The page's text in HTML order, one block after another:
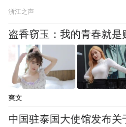
浙江之声
盗香窃玉：我的青春就是
爽文
中国驻泰国大使馆发布关